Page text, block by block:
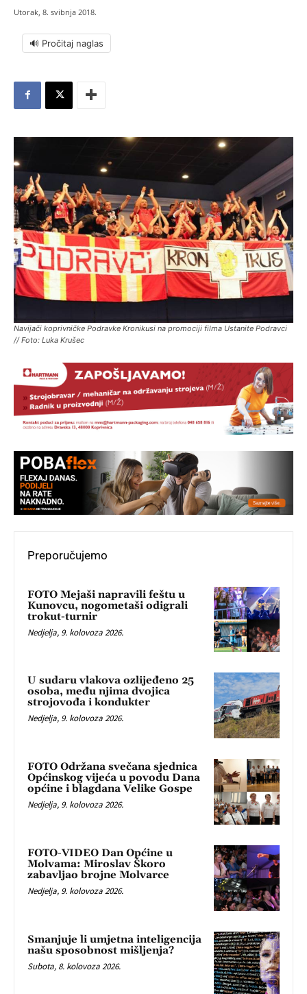
Utorak, 8. svibnja 2018.
🔊 Pročitaj naglas
Navijači koprivničke Podravke Kronikusi na promociji filma Ustanite Podravci
// Foto: Luka Krušec
Preporučujemo
FOTO Mejaši napravili feštu u
Kunovcu, nogometaši odigrali
trokut-turnir
Nedjelja, 9. kolovoza 2026.
U sudaru vlakova ozlijeđeno 25
osoba, među njima dvojica
strojovođa i kondukter
Nedjelja, 9. kolovoza 2026.
FOTO Održana svečana sjednica
Općinskog vijeća u povodu Dana
općine i blagdana Velike Gospe
Nedjelja, 9. kolovoza 2026.
FOTO-VIDEO Dan Općine u
Molvama: Miroslav Škoro
zabavljao brojne Molvarce
Nedjelja, 9. kolovoza 2026.
Smanjuje li umjetna inteligencija
našu sposobnost mišljenja?
Subota, 8. kolovoza 2026.